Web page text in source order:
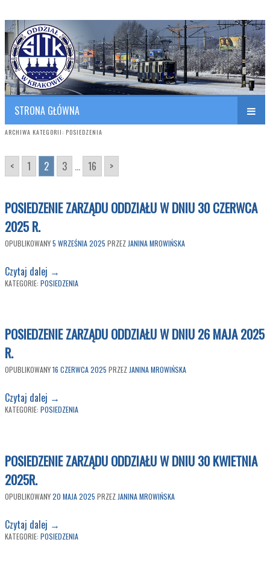
SITK RP Oddział w KRAKOWIE
Polish Association of Engineers & Technicians of Transportation
STRONA GŁÓWNA
ARCHIWA KATEGORII: POSIEDZENIA
< 1 2 3 ... 16 >
POSIEDZENIE ZARZĄDU ODDZIAŁU W DNIU 30 CZERWCA
2025 R.
OPUBLIKOWANY5 WRZEŚNIA 2025 PRZEZ JANINA MROWIŃSKA
Czytaj dalej →
KATEGORIE: POSIEDZENIA
POSIEDZENIE ZARZĄDU ODDZIAŁU W DNIU 26 MAJA 2025
R.
OPUBLIKOWANY16 CZERWCA 2025 PRZEZJANINA MROWIŃSKA
Czytaj dalej →
KATEGORIE: POSIEDZENIA
POSIEDZENIE ZARZĄDU ODDZIAŁU W DNIU 30 KWIETNIA
2025R.
OPUBLIKOWANY20 MAJA 2025 PRZEZ JANINA MROWIŃSKA
Czytaj dalej →
KATEGORIE: POSIEDZENIA